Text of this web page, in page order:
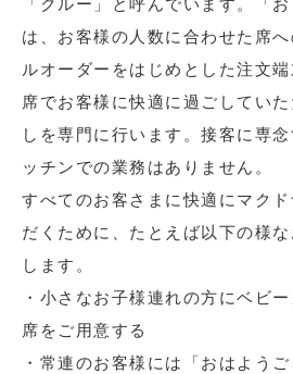
「クルー」と呼んでいます。「
は、お客様の人数に合わせた席
ルオーダーをはじめとした注文
席でお客様に快適に過ごしてい
しを専門に行います。接客に専
ッチンでの業務はありません。
すべてのお客さまに快適にマク
だくために、たとえば以下の様
します。
・小さなお子様連れの方にベビ
席をご用意する
・常連のお客様には「おはよう